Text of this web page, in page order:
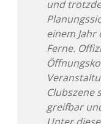
und
einem
Ferne.
Clubszene
greifbar